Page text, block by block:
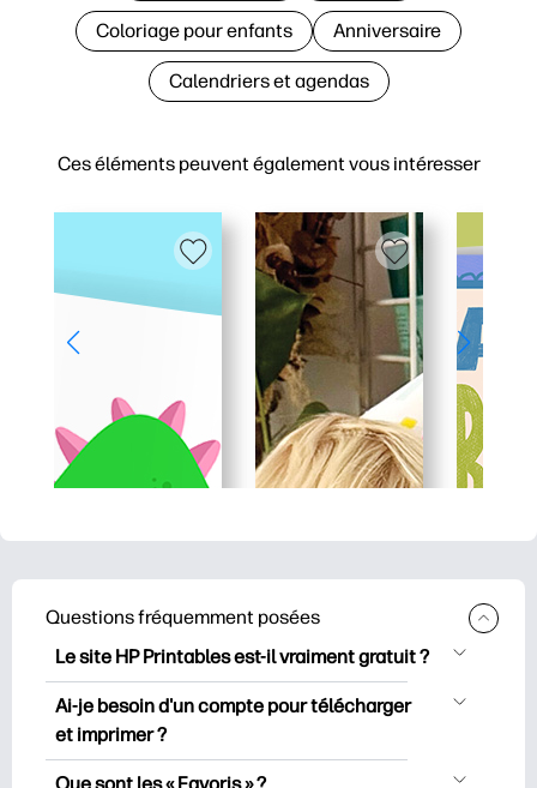
Ces éléments peuvent également vous intéresser
Coloriage pour enfants Anniversaire
Calendriers et agendas
Questions fréquemment posées
Le site HP Printables est-il vraiment gratuit ?
HP Printables propose plus de 2500
documents imprimables gratuits à
télécharger et à imprimer. Découvrez
des pages de coloriage populaires, des
Ai-je besoin d'un compte pour télécharger
et imprimer ?
Vous pouvez explorer et imprimer sans